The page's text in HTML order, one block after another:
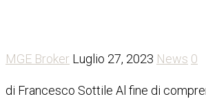
MGE Broker Luglio 27, 2023 News 0
di Francesco Sottile Al fine di